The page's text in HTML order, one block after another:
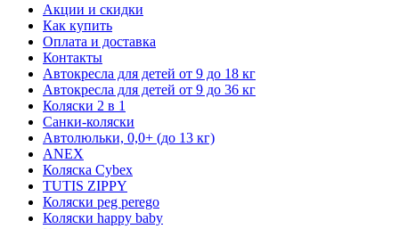
Акции и скидки
Как купить
Оплата и доставка
Контакты
Автокресла для детей от 9 до 18 кг
Автокресла для детей от 9 до 36 кг
Коляски 2 в 1
Санки-коляски
Автолюльки, 0,0+ (до 13 кг)
ANEX
Коляска Cybex
TUTIS ZIPPY
Коляски peg perego
Коляски happy baby